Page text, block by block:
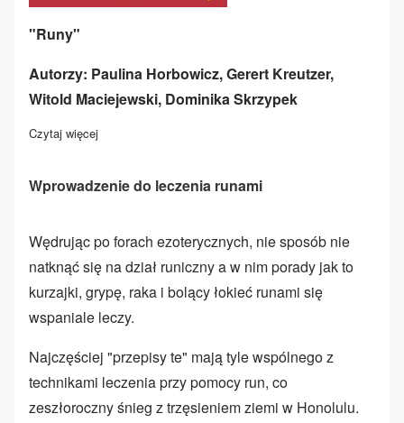
"Runy"
Autorzy: Paulina Horbowicz, Gerert Kreutzer,
Witold Maciejewski, Dominika Skrzypek
Czytaj więcej
Wprowadzenie do leczenia runami
Wędrując po forach ezoterycznych, nie sposób nie
natknąć się na dział runiczny a w nim porady jak to
kurzajki, grypę, raka i bolący łokieć runami się
wspaniale leczy.
Najczęściej "przepisy te" mają tyle wspólnego z
technikami leczenia przy pomocy run, co
zeszłoroczny śnieg z trzęsieniem ziemi w Honolulu.